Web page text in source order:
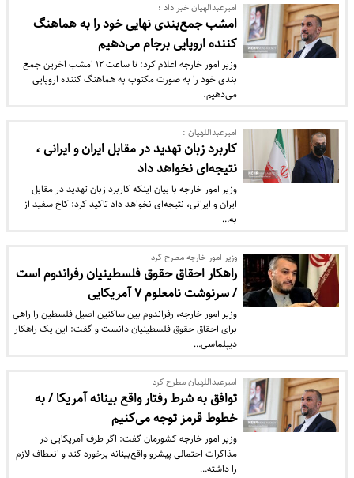
امیرعبدالهیان خبر داد ؛
امشب جمع‌بندی نهایی خود را به هماهنگ
کننده اروپایی برجام می‌دهیم
​وزیر امور خارجه اعلام کرد: تا ساعت ۱۲ امشب اخرین جمع
بندی خود را به صورت مکتوب به هماهنگ کننده اروپایی
می‌دهیم.
امیرعبداللهیان :
کاربرد زبان تهدید در مقابل ایران و ایرانی ،
نتیجه‌ای نخواهد داد
وزیر امور خارجه با بیان اینکه کاربرد زبان تهدید در مقابل
ایران و ایرانی، نتیجه‌ای نخواهد داد تاکید کرد: کاخ سفید از
به…
وزیر امور خارجه مطرح کرد
راهکار احقاق حقوق فلسطینیان رفراندوم است
/ سرنوشت نامعلوم ۷ آمریکایی
وزیر امور خارجه، رفراندوم بین ساکنین اصیل فلسطین را راهی
برای احقاق حقوق فلسطینیان دانست و گفت: این یک راهکار
دیپلماسی…
امیرعبداللهیان مطرح کرد
توافق به شرط رفتار واقع بینانه آمریکا / به
خطوط قرمز توجه می‌کنیم
وزیر امور خارجه کشورمان گفت: اگر طرف آمریکایی در
مذاکرات احتمالی پیشرو واقع‌بینانه برخورد کند و انعطاف لازم
را داشته…